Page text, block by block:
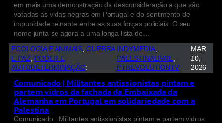
em mais uma demonstração da desconsideração a que são
votadas as vidas negras em Portugal e do sentimento de
impunidade reinante entre as suas forças policiais. O seu
nome junta-se agora a uma longa lista de…
ECOLOGIA E ANIMAIS , GUERRA
E PAZ PODER E
AUTODETERMINAÇÃO:
INDYMEDIA
PALESTINALIVRE
PTREVOLUTIONTV
MAR
10,
2026
Comunicado | Militantes antissionistas pintam e
partem vidros da fachada da Embaixada da
Alemanha em Portugal em solidariedade com a
Palestina
Comunicado | Militantes antissionistas pintam e partem vidros